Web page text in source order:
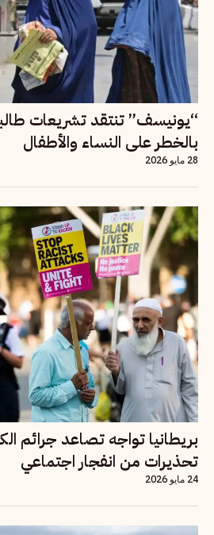
“يونيسف” تنتقد تشريعات
بالخطر على النساء والأطفال
28 مايو 2026
بريطانيا تواجه تصاعد جرائم
تحذيرات من انفجار اجتماعي
24 مايو 2026